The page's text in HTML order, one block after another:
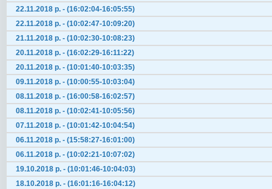
22.11.2018 р. - (16:02:04-16:05:55)
22.11.2018 р. - (10:02:47-10:09:20)
21.11.2018 р. - (10:02:30-10:08:23)
20.11.2018 р. - (16:02:29-16:11:22)
20.11.2018 р. - (10:01:40-10:03:35)
09.11.2018 р. - (10:00:55-10:03:04)
08.11.2018 р. - (16:00:58-16:02:57)
08.11.2018 р. - (10:02:41-10:05:56)
07.11.2018 р. - (10:01:42-10:04:54)
06.11.2018 р. - (15:58:27-16:01:00)
06.11.2018 р. - (10:02:21-10:07:02)
19.10.2018 р. - (10:01:46-10:04:03)
18.10.2018 р. - (16:01:16-16:04:12)